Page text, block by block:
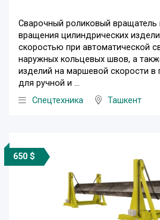
Сварочный роликовый вращатель
вращения цилиндрических
скоростью при автоматической
наружных кольцевых швов, а
изделий на маршевой скорости
для ручной и ...
Спецтехника
Ташкент
650 $